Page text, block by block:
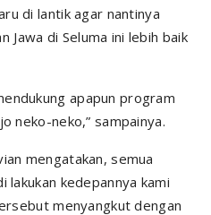
di lantik agar nantinya
Jawa di Seluma ini lebih baik
apapun program
neko-neko,” sampainya.
mengatakan, semua
lakukan kedepannya kami
menyangkut dengan